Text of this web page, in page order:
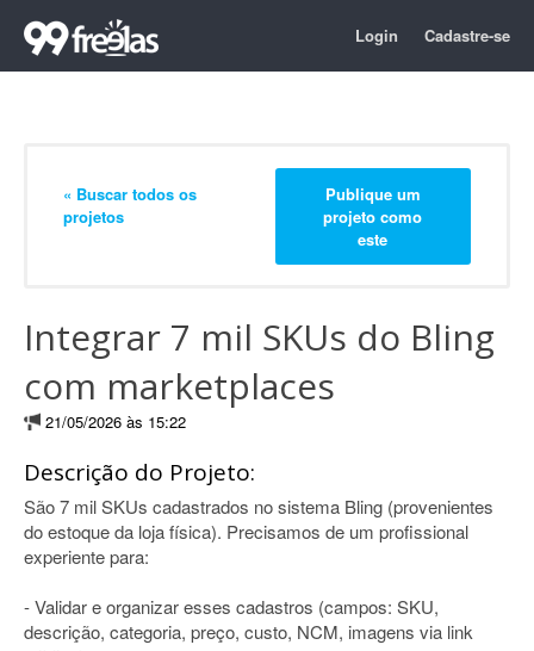
Login Cadastre-se
« Buscar todos os
projetos
Publique um
projeto como
este
Integrar 7 mil SKUs do Bling
com marketplaces
21/05/2026 às 15:22
Descrição do Projeto:
São 7 mil SKUs cadastrados no sistema Bling (provenientes
do estoque da loja física). Precisamos de um profissional
experiente para:
- Validar e organizar esses cadastros (campos: SKU,
descrição, categoria, preço, custo, NCM, imagens via link